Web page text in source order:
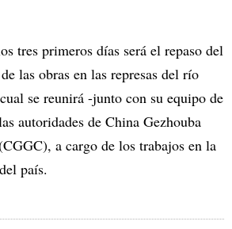
tres primeros días será el repaso del
las obras en las represas del río
se reunirá -junto con su equipo de
autoridades de China Gezhouba
a cargo de los trabajos en la
país.